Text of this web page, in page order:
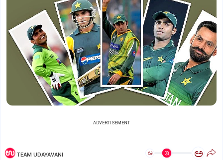
ADVERTISEMENT
TEAM UDAYAVANI ಅ ಅ